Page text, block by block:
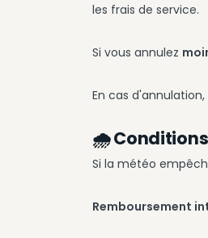
les frais de service.
Si vous annulez
En cas
🌧️
Si la météo
Remboursement